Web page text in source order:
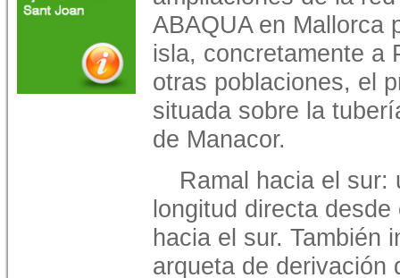
ABAQUA en Mallorca
isla, concretamente a
otras poblaciones, el
situada sobre la
de Manacor.
Ramal hacia el sur:
longitud directa
hacia el sur. También
arqueta de derivación